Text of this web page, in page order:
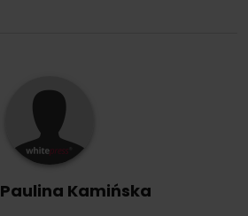
Paulina Kamińska